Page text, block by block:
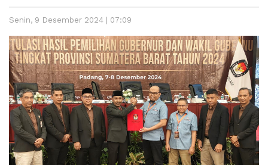
Senin, 9 Desember 2024 | 07:09